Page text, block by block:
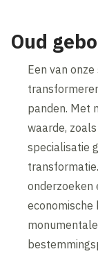
Oud
Een van
panden. Met
waarde,
specialisatie
onderzoeken
economische